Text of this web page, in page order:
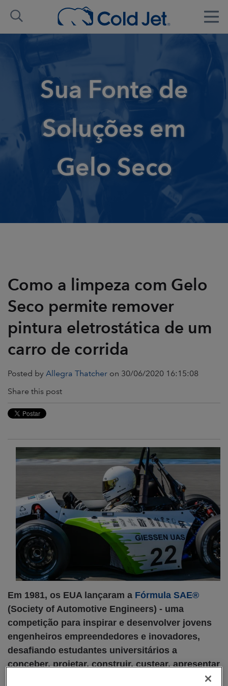
Sua Fonte de
Soluções em
Gelo Seco
Como a limpeza com Gelo
Seco permite remover
pintura eletrostática de um
carro de corrida
Posted by Allegra Thatcher on 30/06/2020 16:15:08
Share this post
Em 1981, os EUA lançaram a Fórmula SAE®
(Society of Automotive Engineers) - uma
competição para inspirar e desenvolver jovens
engenheiros empreendedores e inovadores,
desafiando estudantes universitários a
conceber, projetar, construir, custear, apresentar
e competir como uma equipe com um pequeno